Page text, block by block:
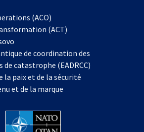
(ACO)
dans
nouvel
onglet
(ACT)
dans
un
nouvel
onglet
de coordination des
catastrophe (EADRCC)
la paix et de la sécurité
et de la marque